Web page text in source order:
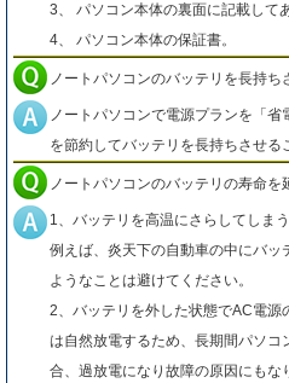
3、 パソコン本体の裏面に記載して
4、 パソコン本体の保証書。
ノートパソコンのバッテリを長持ち
ノートパソコンで電源プランを「
を節約してバッテリを長持ちさせる
ノートパソコンのバッテリの寿命を
1、バッテリを高温にさらしてしま
例えば、炎天下の自動車の中にバ
ようなことは避けてください。
2、バッテリを外した状態でAC電源
は自然放電するため、長期間パソ
合、過放電になり故障の原因にも